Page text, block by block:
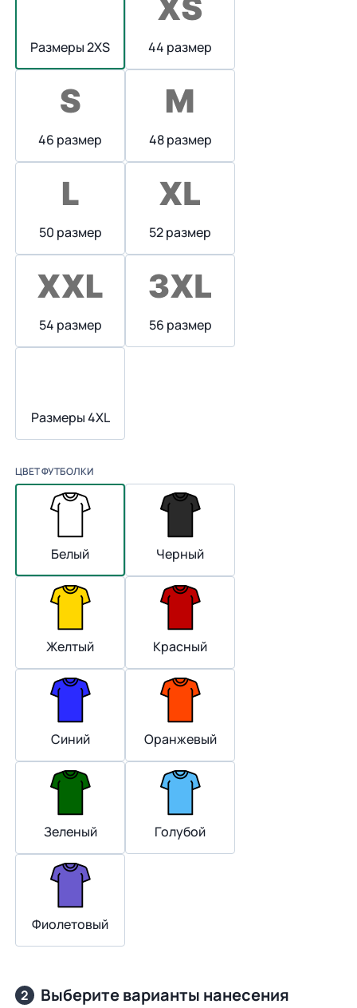
Размеры 2XS 44 размер
46 размер 48 размер
50 размер 52 размер
54 размер 56 размер
Размеры 4XL
ЦВЕТ ФУТБОЛКИ
Белый Черный
Желтый Красный
Синий Оранжевый
Зеленый Голубой
Фиолетовый
2 Выберите варианты нанесения